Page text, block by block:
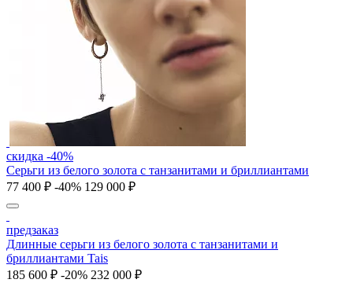
скидка -40%
Серьги из белого золота с танзанитами и бриллиантами
77 400 ₽ -40% 129 000 ₽
предзаказ
Длинные серьги из белого золота с танзанитами и
бриллиантами Tais
185 600 ₽ -20% 232 000 ₽